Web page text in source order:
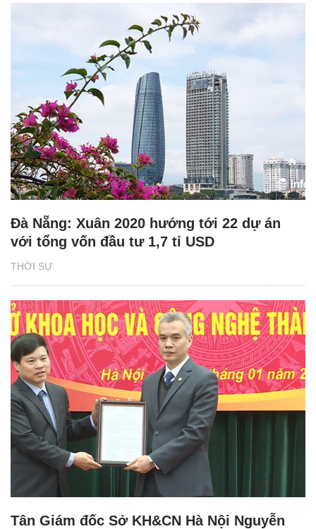
THỜI SỰ
Đà Nẵng: Xuân 2020 hướng tới 22 dự án
với tổng vốn đầu tư 1,7 tỉ USD
Tân Giám đốc Sở KH&CN Hà Nội Nguyễn